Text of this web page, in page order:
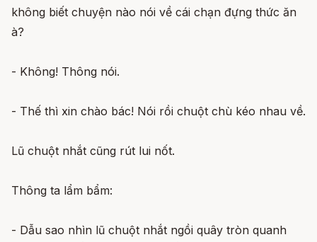
không biết chuyện nào nói về cái chạn đựng thức ăn
à?
- Không! Thông nói.
- Thế thì xin chào bác! Nói rồi chuột chù kéo nhau về.
Lũ chuột nhắt cũng rút lui nốt.
Thông ta lẩm bẩm:
- Dẫu sao nhìn lũ chuột nhắt ngồi quây tròn quanh